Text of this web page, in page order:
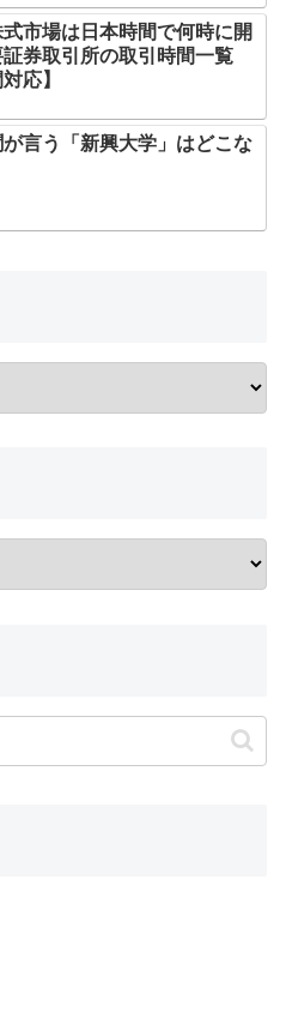
市場は日本時間で何時に開
証券取引所の取引時間一覧
応】
言う「新興大学」はどこな